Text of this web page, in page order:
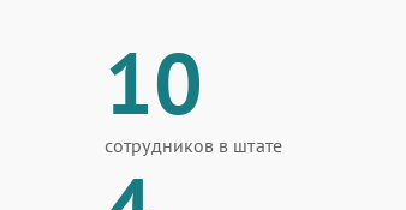
10
сотрудников в штате